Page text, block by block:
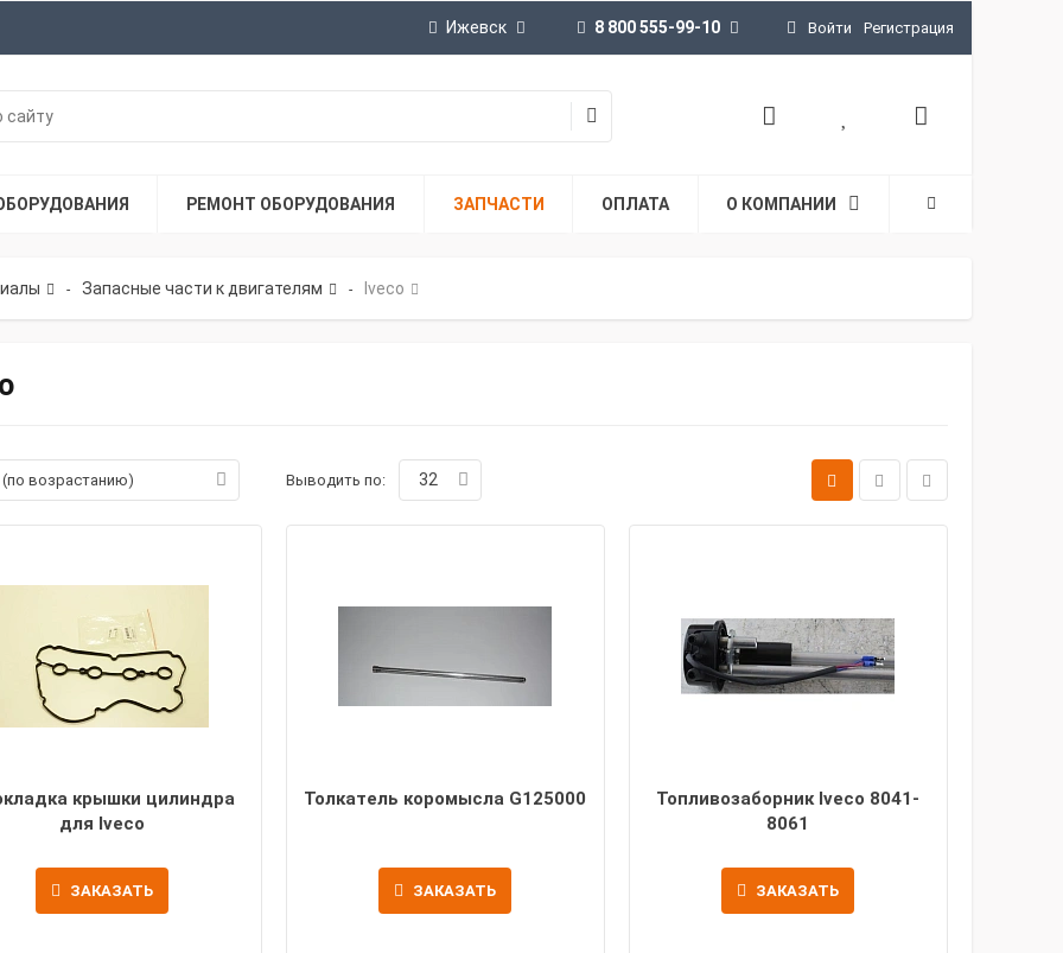
Ижевск 8 800 555-99-10 Войти Регистрация
РЕМОНТ ОБОРУДОВАНИЯ ЗАПЧАСТИ ОПЛАТА О КОМПАНИИ
- Запасные части к двигателям - Iveco
(по возрастанию) Выводить по: 32
крышки цилиндра
для Iveco
ЗАКАЗАТЬ
Толкатель коромысла G125000
ЗАКАЗАТЬ
Топливозаборник Iveco 8041-
8061
ЗАКАЗАТЬ